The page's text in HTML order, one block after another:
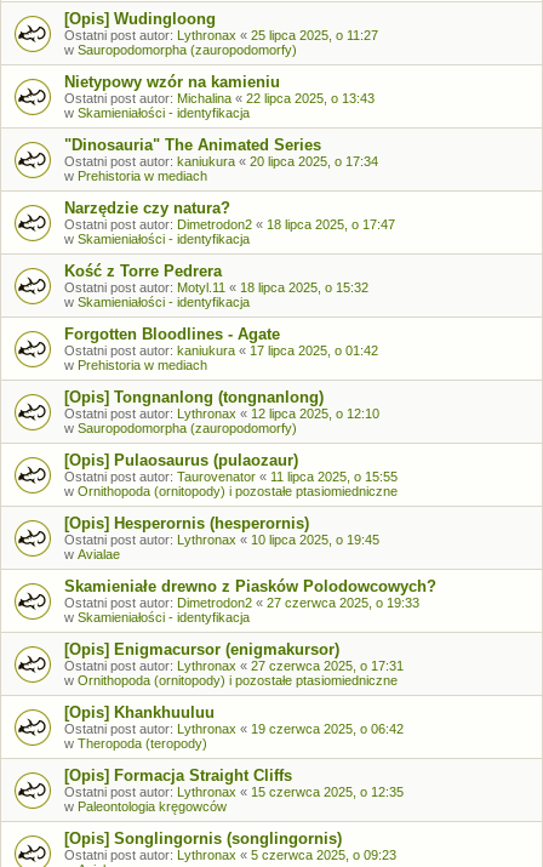
[Opis] Wudingloong
Ostatni post autor: Lythronax « 25 lipca 2025, o 11:27
w Sauropodomorpha (zauropodomorfy)
Nietypowy wzór na kamieniu
Ostatni post autor: Michalina « 22 lipca 2025, o 13:43
w Skamieniałości - identyfikacja
"Dinosauria" The Animated Series
Ostatni post autor: kaniukura « 20 lipca 2025, o 17:34
w Prehistoria w mediach
Narzędzie czy natura?
Ostatni post autor: Dimetrodon2 « 18 lipca 2025, o 17:47
w Skamieniałości - identyfikacja
Kość z Torre Pedrera
Ostatni post autor: Motyl.11 « 18 lipca 2025, o 15:32
w Skamieniałości - identyfikacja
Forgotten Bloodlines - Agate
Ostatni post autor: kaniukura « 17 lipca 2025, o 01:42
w Prehistoria w mediach
[Opis] Tongnanlong (tongnanlong)
Ostatni post autor: Lythronax « 12 lipca 2025, o 12:10
w Sauropodomorpha (zauropodomorfy)
[Opis] Pulaosaurus (pulaozaur)
Ostatni post autor: Taurovenator « 11 lipca 2025, o 15:55
w Ornithopoda (ornitopody) i pozostałe ptasiomiedniczne
[Opis] Hesperornis (hesperornis)
Ostatni post autor: Lythronax « 10 lipca 2025, o 19:45
w Avialae
Skamieniałe drewno z Piasków Polodowcowych?
Ostatni post autor: Dimetrodon2 « 27 czerwca 2025, o 19:33
w Skamieniałości - identyfikacja
[Opis] Enigmacursor (enigmakursor)
Ostatni post autor: Lythronax « 27 czerwca 2025, o 17:31
w Ornithopoda (ornitopody) i pozostałe ptasiomiedniczne
[Opis] Khankhuuluu
Ostatni post autor: Lythronax « 19 czerwca 2025, o 06:42
w Theropoda (teropody)
[Opis] Formacja Straight Cliffs
Ostatni post autor: Lythronax « 15 czerwca 2025, o 12:35
w Paleontologia kręgowców
[Opis] Songlingornis (songlingornis)
Ostatni post autor: Lythronax « 5 czerwca 2025, o 09:23